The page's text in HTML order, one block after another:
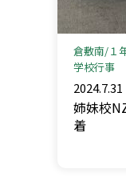
倉敷南 １
学校行事
2024.7.31
姉妹校
着